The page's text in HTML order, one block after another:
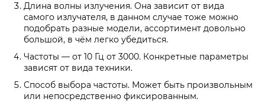
Длина волны излучения. Она зависит от вида
самого излучателя, в данном случае тоже можно
подобрать разные модели, ассортимент довольно
большой, в чём легко убедиться.
Частоты — от 10 Гц от 3000. Конкретные параметры
зависят от вида техники.
Способ выбора частоты. Может быть произвольным
или непосредственно фиксированным.